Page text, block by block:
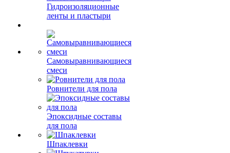
Гидроизоляционные
ленты и пластыри
Самовыравнивающиеся
смеси
Ровнители для пола
Эпоксидные составы
для пола
Шпаклевки